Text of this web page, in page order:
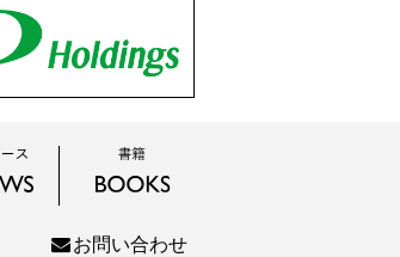
お問い合わせ